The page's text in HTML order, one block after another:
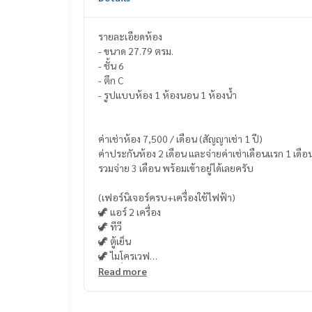
รายละเอียดห้อง
- ขนาด 27.79 ตรม.
- ชั้น 6
- ตึก C
- รูปแบบห้อง 1 ห้องนอน 1 ห้องน้ำ
ค่าเช่าห้อง 7,500 / เดือน (สัญญาเช่า 1 ปี)
ค่าประกันห้อง 2 เดือน และจ่ายค่าเช่าเดือนแรก 1 เดือ
รวมจ่าย 3 เดือน พร้อมเข้าอยู่ได้เลยครับ
(เฟอร์นิเจอร์ครบ+เครื่องใช้ไฟฟ้า)
🦖 แอร์ 2 เครื่อง
🦖 ทีวี
🦖 ตู้เย็น
🦖 ไมโครเวฟ
🦖 เครื่องทำน้ำอุ่น
Read more